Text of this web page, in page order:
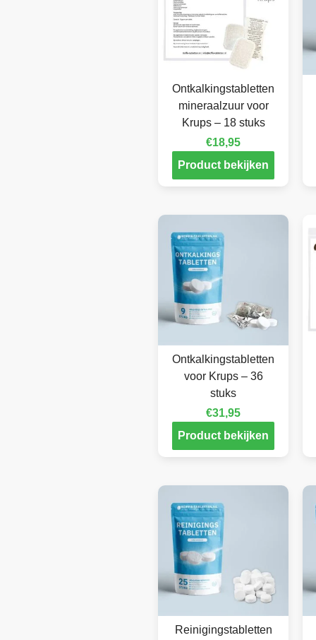
Ontkalkingstabletten
mineraalzuur voor
Krups – 18 stuks
€18,95
Product bekijken
Ontkalkingstabletten
voor Krups – 36
stuks
€31,95
Product bekijken
Reinigingstabletten